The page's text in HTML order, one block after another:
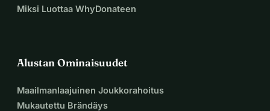
Miksi Luottaa WhyDonateen
Alustan Ominaisuudet
Maailmanlaajuinen Joukkorahoitus
Mukautettu Brändäys